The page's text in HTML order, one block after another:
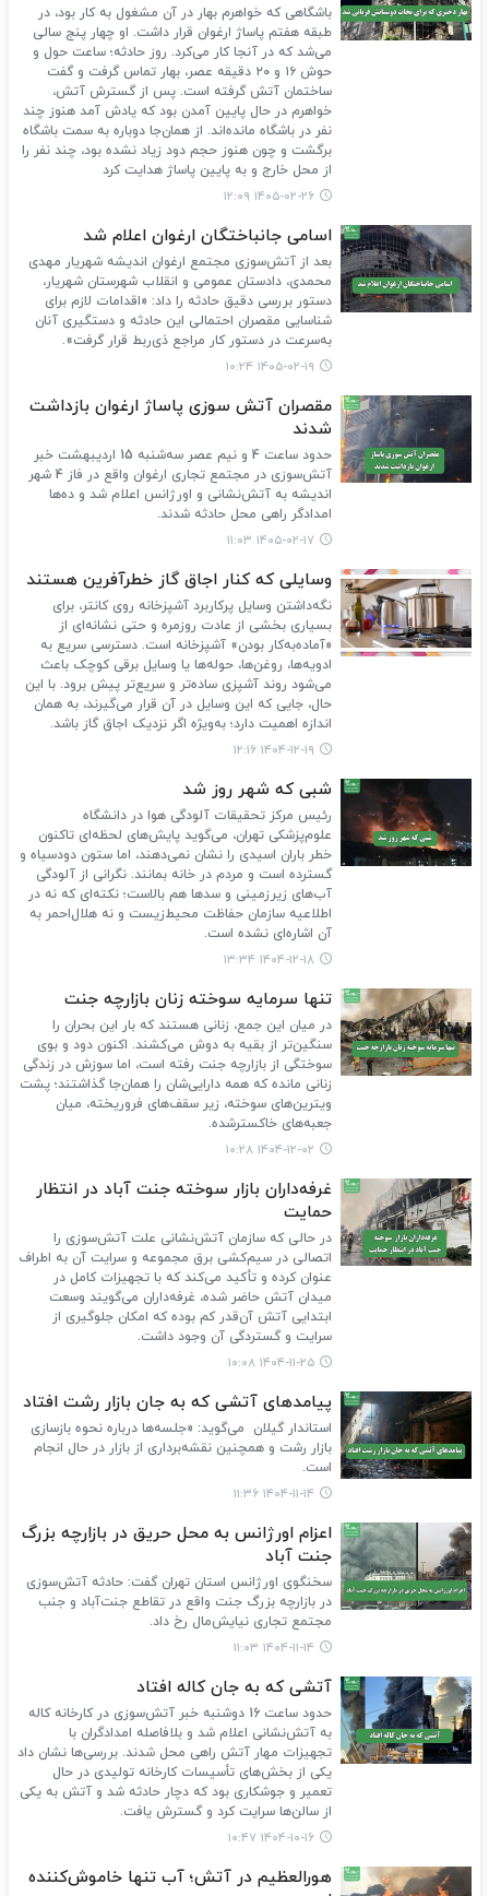
باشگاهی که خواهرم بهار در آن مشغول به کار بود، در
طبقه هفتم پاساژ ارغوان قرار داشت. او چهار پنج سالی
می‌شد که در آنجا کار می‌کرد. روز حادثه‌؛ ساعت حول و
حوش ۱۶ و ۲۰ دقیقه عصر، بهار تماس گرفت و گفت
ساختمان آتش گرفته است. پس از گسترش آتش،
خواهرم در حال پایین آمدن بود که یادش آمد هنوز چند
نفر در باشگاه مانده‌اند. از همان‌جا دوباره به سمت باشگاه
برگشت و چون هنوز حجم دود زیاد نشده بود، چند نفر را
از محل خارج و به پایین پاساژ هدایت کرد
۱۴۰۵-۰۲-۲۶ ۱۲:۰۹
اسامی جانباختگان ارغوان اعلام شد
بعد از آتش‌سوزی مجتمع ارغوان اندیشه شهریار مهدی
محمدی، دادستان عمومی و انقلاب شهرستان شهریار،
دستور بررسی دقیق حادثه را داد: «اقدامات لازم برای
شناسایی مقصران احتمالی این حادثه و دستگیری آنان
به‌سرعت در دستور کار مراجع ذی‌ربط قرار گرفت».
۱۴۰۵-۰۲-۱۹ ۱۰:۲۴
مقصران آتش سوزی پاساژ ارغوان بازداشت
شدند
حدود ساعت 4 و نیم عصر سه‌شنبه 15 اردیبهشت خبر
آتش‌سوزی در مجتمع تجاری ارغوان واقع در فاز 4 شهر
اندیشه به آتش‌نشانی و اورژانس اعلام شد و ده‌ها
امدادگر راهی محل حادثه شدند.
۱۴۰۵-۰۲-۱۷ ۱۱:۰۳
وسایلی که کنار اجاق گاز خطرآفرین هستند
نگه‌داشتن وسایل پرکاربرد آشپزخانه روی کانتر، برای
بسیاری بخشی از عادت روزمره و حتی نشانه‌ای از
«آماده‌به‌کار بودن» آشپزخانه است. دسترسی سریع به
ادویه‌ها، روغن‌ها، حوله‌ها یا وسایل برقی کوچک باعث
می‌شود روند آشپزی ساده‌تر و سریع‌تر پیش برود. با این
حال، جایی که این وسایل در آن قرار می‌گیرند، به همان
اندازه اهمیت دارد؛ به‌ویژه اگر نزدیک اجاق گاز باشد.
۱۴۰۴-۱۲-۱۹ ۱۲:۱۶
شبی که شهر روز شد
رئیس مرکز تحقیقات آلودگی هوا در دانشگاه
علوم‌پزشکی تهران، می‌گوید پایش‌های لحظه‌ای تاکنون
خطر باران اسیدی را نشان نمی‌دهند، اما ستون دودسیاه و
گسترده است و مردم در خانه بمانند. نگرانی از آلودگی
آب‌های زیرزمینی و سدها هم بالاست؛ نکته‌ای که نه در
اطلاعیه سازمان حفاظت محیط‌زیست و نه هلال‌احمر به
آن اشاره‌ای نشده است.
۱۴۰۴-۱۲-۱۸ ۱۳:۳۴
تنها سرمایه سوخته زنان بازارچه جنت
در میان این جمع، زنانی هستند که بار این بحران را
سنگین‌تر از بقیه به دوش می‌کشند. اکنون دود و بوی
سوختگی از بازارچه جنت رفته است، اما سوزش در زندگی
زنانی مانده که همه دارایی‌شان را همان‌جا گذاشتند؛ پشت
ویترین‌های سوخته، زیر سقف‌های فروریخته، میان
جعبه‌های خاکسترشده.
۱۴۰۴-۱۲-۰۲ ۱۰:۲۸
غرفه‌داران بازار سوخته جنت آباد در انتظار
حمایت
در حالی که سازمان آتش‌نشانی علت آتش‌سوزی را
اتصالی در سیم‌کشی برق مجموعه و سرایت آن به اطراف
عنوان کرده و تأکید می‌کند که با تجهیزات کامل در
میدان آتش حاضر شده،‌ غرفه‌داران می‌گویند وسعت
ابتدایی آتش آن‌قدر کم بوده که امکان جلوگیری از
سرایت و گستردگی آن وجود داشت.
۱۴۰۴-۱۱-۲۵ ۱۰:۰۸
پیامدهای آتشی که به جان بازار رشت افتاد
استاندار گیلان می‌گوید: «جلسه‌ها درباره نحوه بازسازی
بازار رشت و همچنین نقشه‌برداری از بازار در حال انجام
است.
۱۴۰۴-۱۱-۱۴ ۱۱:۳۶
اعزام اورژانس به محل حریق در بازارچه بزرگ
جنت آباد
سخنگوی اورژانس استان تهران گفت: حادثه آتش‌سوزی
در بازارچه بزرگ جنت واقع در تقاطع جنت‌آباد و جنب
مجتمع تجاری نیایش‌مال رخ داد.
۱۴۰۴-۱۱-۱۴ ۱۱:۰۳
آتشی که به جان کاله افتاد
حدود ساعت 16 دوشنبه خبر آتش‌سوزی در کارخانه کاله
به آتش‌نشانی اعلام شد و بلافاصله امدادگران با
تجهیزات مهار آتش راهی محل شدند. بررسی‌ها نشان داد
یکی از بخش‌های تأسیسات کارخانه تولیدی در حال
تعمیر و جوشکاری بود که دچار حادثه شد و آتش به یکی
از سالن‌ها سرایت کرد و گسترش یافت.
۱۴۰۴-۱۰-۱۶ ۱۰:۴۷
هورالعظیم در آتش؛ آب تنها خاموش‌کننده